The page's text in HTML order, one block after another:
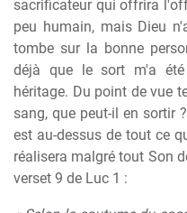
sacrificateur qui offrira
peu humain, mais Dieu
tombe sur la bonne
déjà que le sort m'a
héritage. Du point de vue
sang, que peut-il en sortir
est au-dessus de tout ce
réalisera malgré tout Son
verset 9 de Luc 1 :